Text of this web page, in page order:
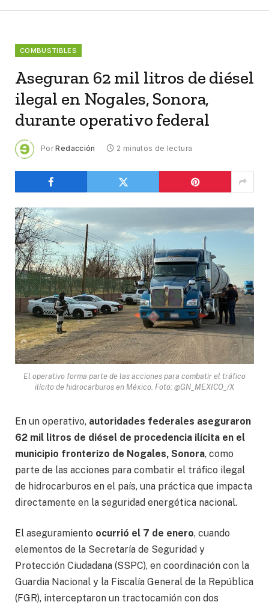
COMBUSTIBLES
Aseguran 62 mil litros de diésel
ilegal en Nogales, Sonora,
durante operativo federal
Por Redacción 2 minutos de lectura
El operativo forma parte de las acciones para combatir el tráfico
ilícito de hidrocarburos en México. Foto: @GN_MEXICO_/X
En un operativo, autoridades federales aseguraron
62 mil litros de diésel de procedencia ilícita en el
municipio fronterizo de Nogales, Sonora, como
parte de las acciones para combatir el tráfico ilegal
de hidrocarburos en el país, una práctica que impacta
directamente en la seguridad energética nacional.
El aseguramiento ocurrió el 7 de enero, cuando
elementos de la Secretaría de Seguridad y
Protección Ciudadana (SSPC), en coordinación con la
Guardia Nacional y la Fiscalía General de la República
(FGR), interceptaron un tractocamión con dos